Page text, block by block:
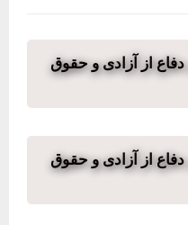
دفاع از آزادی و حقوق
دفاع از آزادی و حقوق